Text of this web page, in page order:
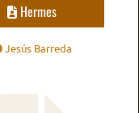
Hermes
Jesús Barreda